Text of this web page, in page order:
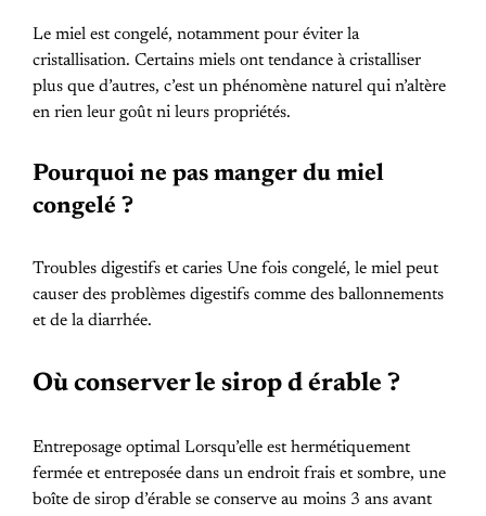
Le miel est congelé, notamment pour éviter la
cristallisation. Certains miels ont tendance à cristalliser
plus que d’autres, c’est un phénomène naturel qui n’altère
en rien leur goût ni leurs propriétés.
Pourquoi ne pas manger du miel
congelé ?
Troubles digestifs et caries Une fois congelé, le miel peut
causer des problèmes digestifs comme des ballonnements
et de la diarrhée.
Où conserver le sirop d érable ?
Entreposage optimal Lorsqu’elle est hermétiquement
fermée et entreposée dans un endroit frais et sombre, une
boîte de sirop d’érable se conserve au moins 3 ans avant